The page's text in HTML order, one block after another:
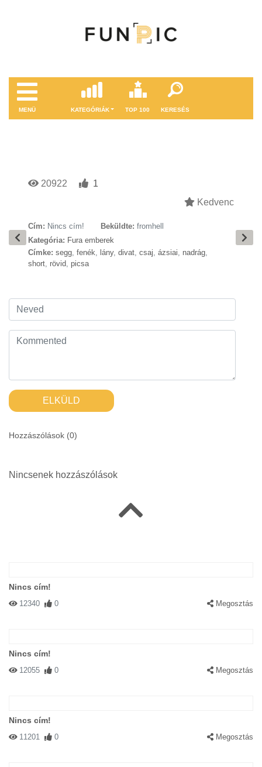
MENÜ KATEGÓRIÁK TOP 100 KERESÉS
20922
1
Kedvenc
Cím: Nincs cím! Beküldte: fromhell
Kategória: Fura emberek
Címke: segg, fenék, lány, divat, csaj, ázsiai, nadrág,
short, rövid, picsa
ELKÜLD
Hozzászólások (0)
Nincsenek hozzászólások
Nincs cím!
12340 0 Megosztás
Nincs cím!
12055 0 Megosztás
Nincs cím!
11201 0 Megosztás